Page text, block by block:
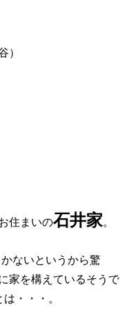
）
住まいの石井家。
ないというから驚
家を構えているそうで
・・・。